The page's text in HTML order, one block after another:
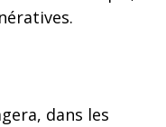
dans les